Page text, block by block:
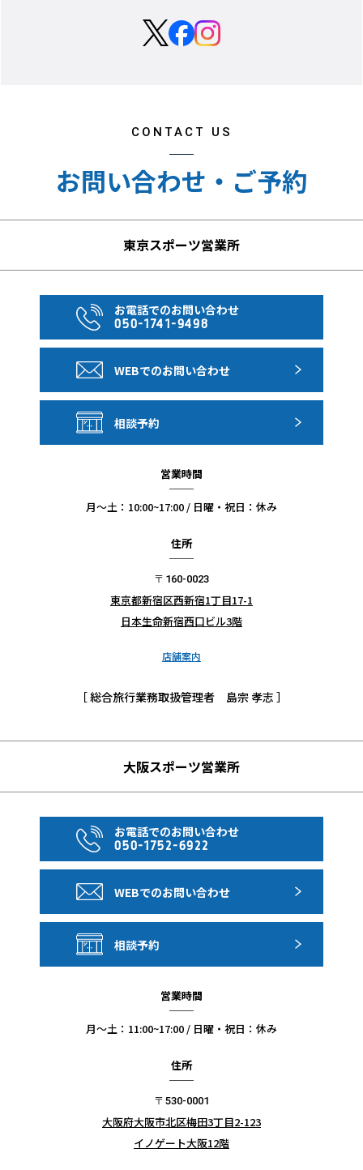
※悪天候などにより、試合が順延・中止となった場合で運
※スタジアムへの再入場はできません。
【デジタルチケット（二次元チケット）に関して】
チケットは、全てデジタルチケット（二次元チケット）と
だき、アカウント登録・動作確認をお願いいたします。イ
ンストールができない場合は、恐れ入りますがお申し込み
いただけません。
※二次元コード表示には、Wi-Fi、データ通信等でインタ
ーネットが使える環境が必要です。球場入場の際は、二次
元コードチケットをスマートフォンから表示させる必要が
あります。
【スタジアムへの送迎について】
往路市内～球場への送迎は、滞在ホテルによりお迎え場所
ダウンタウン周辺エリア（ザ シェラトングランド ホテル・
ビルトモア ロサンゼルス）滞在のお客様は、ザ ウェスティ
ン ボナベンチャー ホテルへ
リトルトーキョー周辺エリア（ミヤコホテル・カワダホテ
ル）滞在のお客様は、ダブルツリー バイ ヒルトン ロサン
上記以外のホテルについては、ホテルまでお迎えに上がり
【野球スタジアムへの荷物の持ち込みについて】
15cm 以内である必要があります。飲み物は、蓋の空いて
いない新しいペットボトル1リットル以内であれば持ち込
み可能とされていますが、水筒・瓶・缶・アルコール等の
持ち込みは不可となります。望遠カメラ、自撮り棒等の持
ち込みは禁止されています。不要なものは持参されません
ようご注意ください。
【スタジアム内での支払い方法について】
スタジアム内はキャッシュレス対応となっており、現金の
ご利用はいただけません。クレジットカードをお持ちくだ
・[並び席のご利用条件について]
並び席は当日、予定の機材で運航する場合に限ります。並
び席の配列は指定できません。
CONTACT US
お問い合わせ・ご予約
東京スポーツ営業所
お電話でのお問い合わせ
050-1741-9498
WEBでのお問い合わせ
相談予約
営業時間
月〜土：10:00~17:00 / 日曜・祝日：休み
住所
〒160-0023
東京都新宿区西新宿1丁目17-1
日本生命新宿西口ビル3階
店舗案内
［ 総合旅行業務取扱管理者 島宗 孝志 ］
大阪スポーツ営業所
お電話でのお問い合わせ
050-1752-6922
WEBでのお問い合わせ
相談予約
営業時間
月〜土：11:00~17:00 / 日曜・祝日：休み
住所
〒530-0001
大阪府大阪市北区梅田3丁目2-123
イノゲート大阪12階